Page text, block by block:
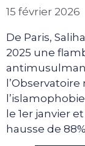
15 février 2026
De Paris,
2025 une
le 1er janvier
hausse de